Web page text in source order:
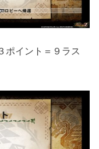
ポイント＝９ラス